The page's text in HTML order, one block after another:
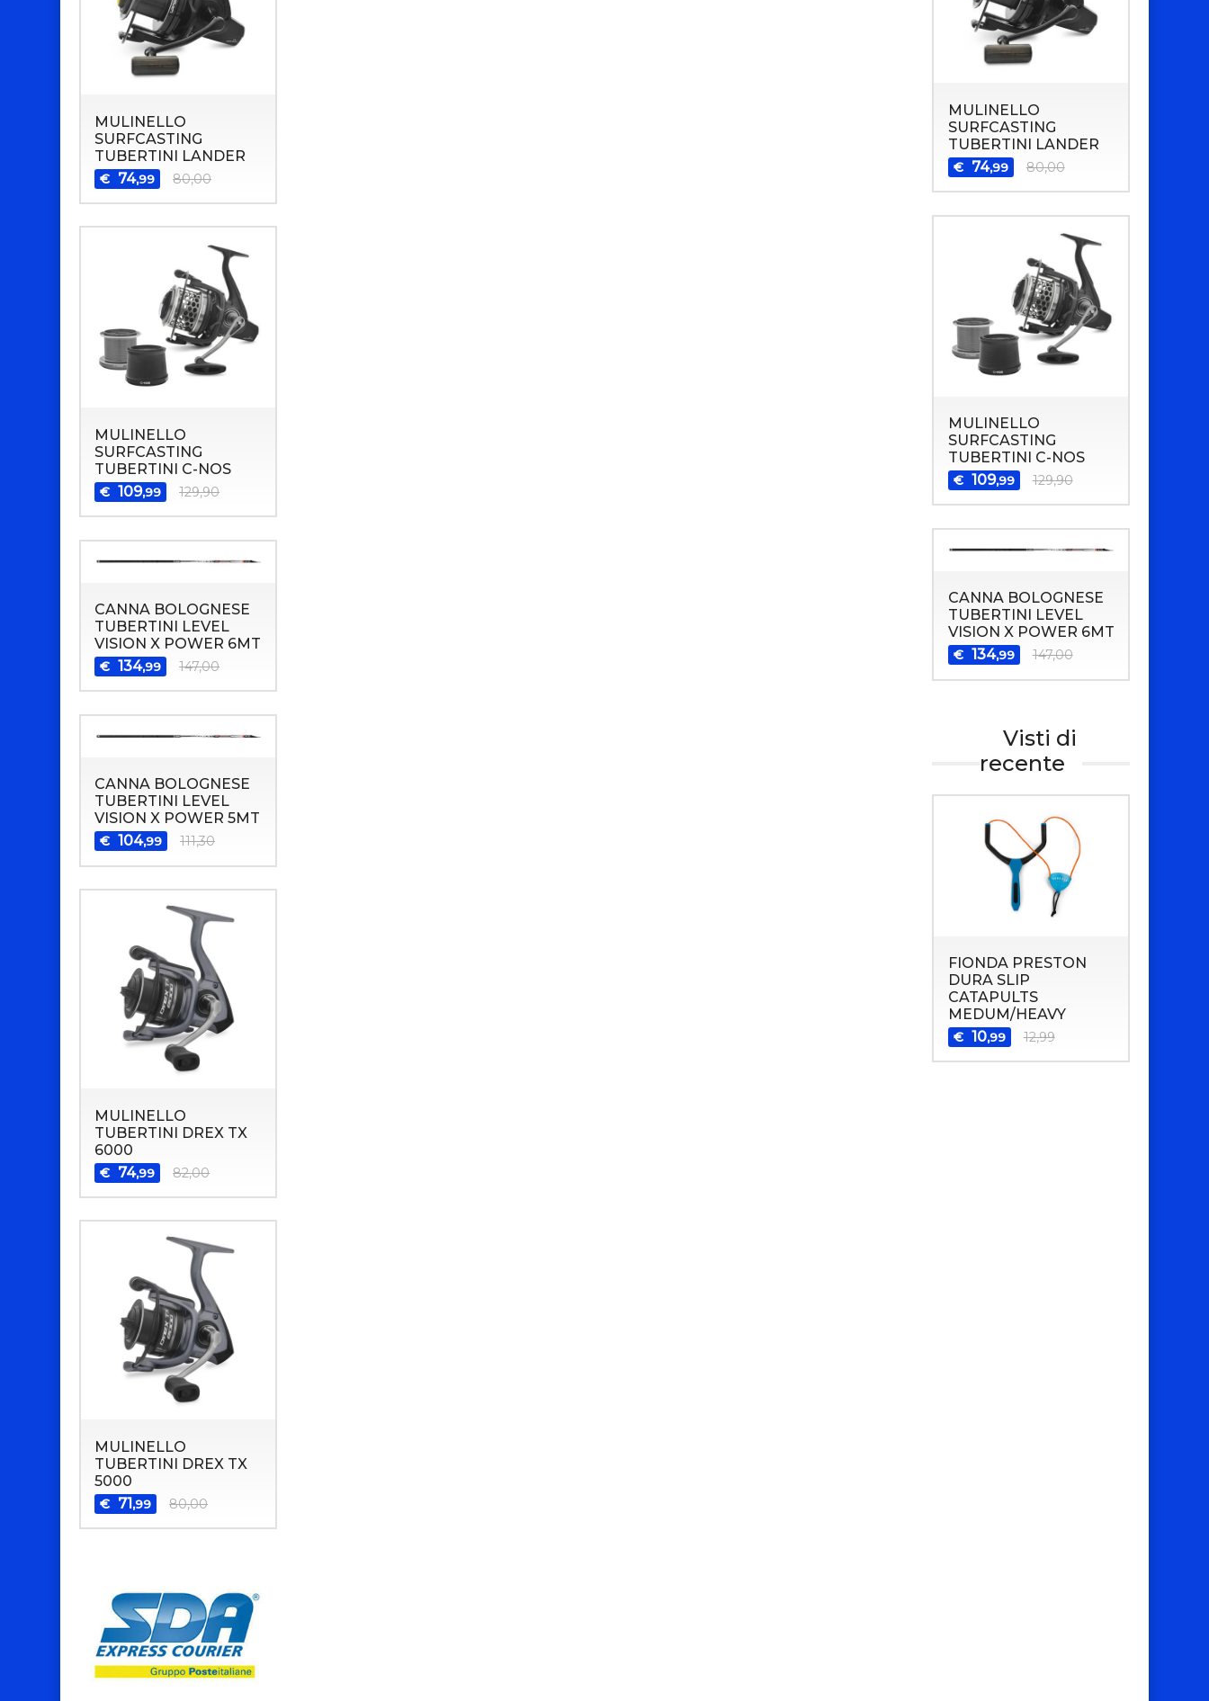
MULINELLO
SURFCASTING
TUBERTINI LANDER
€ 74,99 80,00
MULINELLO
SURFCASTING
TUBERTINI C-NOS
€ 109,99 129,90
CANNA BOLOGNESE
TUBERTINI LEVEL
VISION X POWER 6MT
€ 134,99 147,00
CANNA BOLOGNESE
TUBERTINI LEVEL
VISION X POWER 5MT
€ 104,99 111,30
MULINELLO
TUBERTINI DREX TX
6000
€ 74,99 82,00
MULINELLO
TUBERTINI DREX TX
5000
€ 71,99 80,00
MULINELLO
SURFCASTING
TUBERTINI LANDER
€ 74,99 80,00
MULINELLO
SURFCASTING
TUBERTINI C-NOS
€ 109,99 129,90
CANNA BOLOGNESE
TUBERTINI LEVEL
VISION X POWER 6MT
€ 134,99 147,00
Visti di
recente
FIONDA PRESTON
DURA SLIP
CATAPULTS
MEDUM/HEAVY
€ 10,99 12,99